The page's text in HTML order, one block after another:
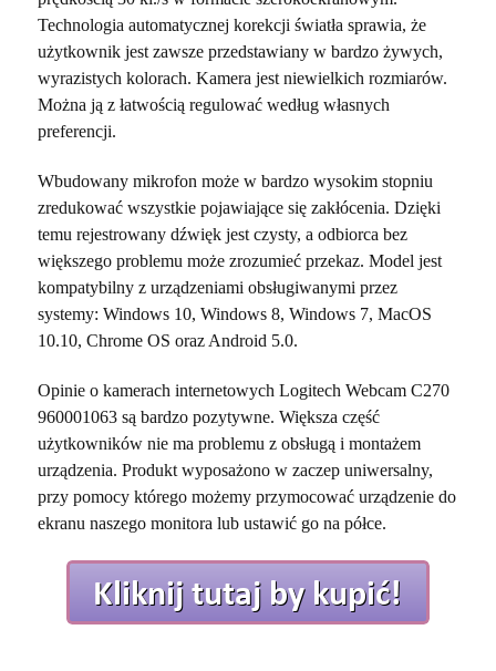
Technologia automatycznej korekcji światła sprawia, że
użytkownik jest zawsze przedstawiany w bardzo żywych,
wyrazistych kolorach. Kamera jest niewielkich rozmiarów.
Można ją z łatwością regulować według własnych
preferencji.
Wbudowany mikrofon może w bardzo wysokim stopniu
zredukować wszystkie pojawiające się zakłócenia. Dzięki
temu rejestrowany dźwięk jest czysty, a odbiorca bez
większego problemu może zrozumieć przekaz. Model jest
kompatybilny z urządzeniami obsługiwanymi przez
systemy: Windows 10, Windows 8, Windows 7, MacOS
10.10, Chrome OS oraz Android 5.0.
Opinie o kamerach internetowych Logitech Webcam C270
960001063 są bardzo pozytywne. Większa część
użytkowników nie ma problemu z obsługą i montażem
urządzenia. Produkt wyposażono w zaczep uniwersalny,
przy pomocy którego możemy przymocować urządzenie do
ekranu naszego monitora lub ustawić go na półce.